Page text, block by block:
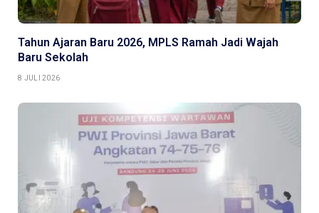
Tahun Ajaran Baru 2026, MPLS Ramah Jadi Wajah
Baru Sekolah
8 JULI 2026